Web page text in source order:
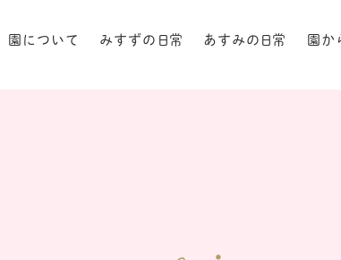
園について みすずの日常 あすみの日常 園か